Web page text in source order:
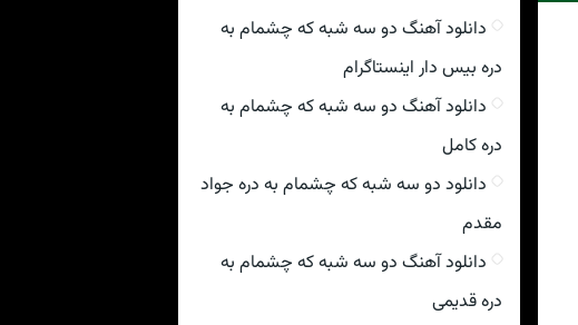
دانلود آهنگ دو سه شبه که چشمام به
دره بیس دار اینستاگرام
دانلود آهنگ دو سه شبه که چشمام به
دره کامل
دانلود دو سه شبه که چشمام به دره جواد
مقدم
دانلود آهنگ دو سه شبه که چشمام به
دره قدیمی